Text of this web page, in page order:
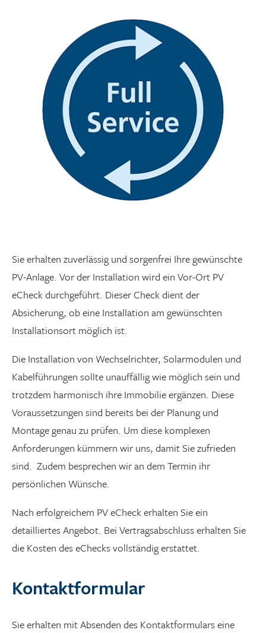
Sie erhalten zuverlässig und sorgenfrei Ihre gewünschte
PV-Anlage. Vor der Installation wird ein Vor-Ort PV
eCheck durchgeführt. Dieser Check dient der
Absicherung, ob eine Installation am gewünschten
Installationsort möglich ist.
Die Installation von Wechselrichter, Solarmodulen und
Kabelführungen sollte unauffällig wie möglich sein und
trotzdem harmonisch ihre Immobilie ergänzen. Diese
Voraussetzungen sind bereits bei der Planung und
Montage genau zu prüfen. Um diese komplexen
Anforderungen kümmern wir uns, damit Sie zufrieden
sind. Zudem besprechen wir an dem Termin ihr
persönlichen Wünsche.
Nach erfolgreichem PV eCheck erhalten Sie ein
detailliertes Angebot. Bei Vertragsabschluss erhalten Sie
die Kosten des eChecks vollständig erstattet.
Kontaktformular
Sie erhalten mit Absenden des Kontaktformulars eine
Großer Mauszeiger
Links unterstreichen
Animationen ausschalten